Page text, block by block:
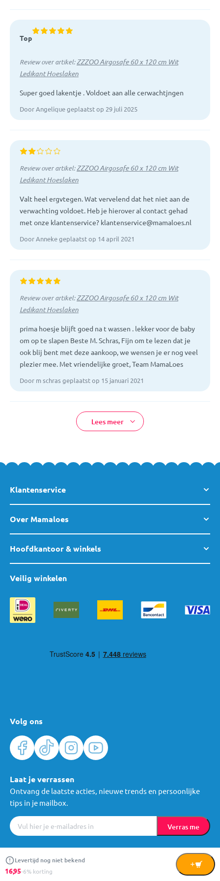
Top
Review over artikel:ZZZOO Airgosafe 60 x 120 cm Wit
Ledikant Hoeslaken
Super goed lakentje . Voldoet aan alle cerwachtjngen
Door Angelique geplaatst op 29 juli 2025
Review over artikel:ZZZOO Airgosafe 60 x 120 cm Wit
Ledikant Hoeslaken
Valt heel ergvtegen. Wat vervelend dat het niet aan de
verwachting voldoet. Heb je hierover al contact gehad
met onze klantenservice? klantenservice@mamaloes.nl
Door Anneke geplaatst op 14 april 2021
Review over artikel:ZZZOO Airgosafe 60 x 120 cm Wit
Ledikant Hoeslaken
prima hoesje blijft goed na t wassen . lekker voor de baby
om op te slapen Beste M. Schras, Fijn om te lezen dat je
ook blij bent met deze aankoop, we wensen je er nog veel
plezier mee. Met vriendelijke groet, Team MamaLoes
Door m schras geplaatst op 15 januari 2021
Lees meer
Levertijd nog niet bekend
16,95-6% korting
In
Klantenservice
Over Mamaloes
Hoofdkantoor & winkels
Volg ons
Veilig winkelen
Laat je verrassen
Ontvang de laatste acties, nieuwe trends en persoonlijke
tips in je mailbox.
Verras me
Algemene voorwaarden Cookies © Mama Loes & Kids B.V.